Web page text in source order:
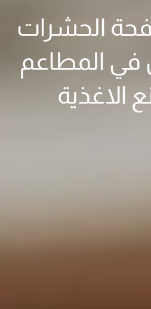
الحشرات
في المطاعم
الاغذية